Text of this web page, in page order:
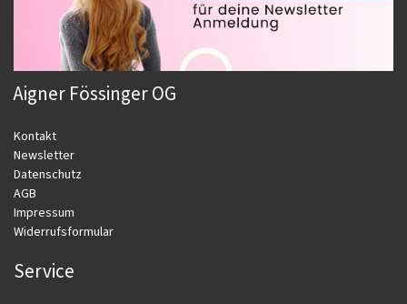
Aigner Fössinger OG
Kontakt
Newsletter
Datenschutz
AGB
Impressum
Widerrufsformular
Service